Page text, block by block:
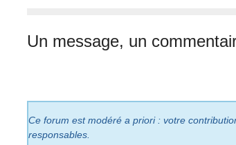
Un message, un
Ce forum est modéré a priori : votre
responsables.